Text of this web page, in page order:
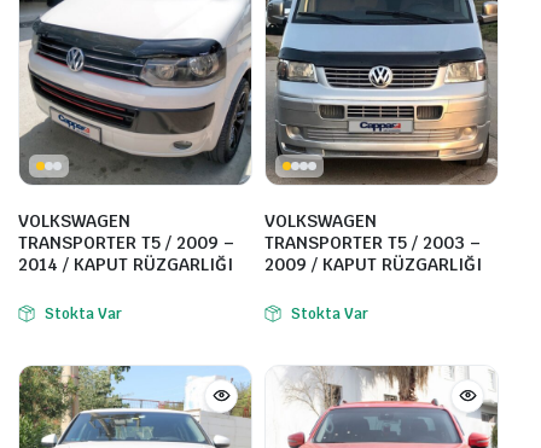
VOLKSWAGEN
TRANSPORTER T5 / 2009 –
2014 / KAPUT RÜZGARLIĞI
Stokta Var
VOLKSWAGEN
TRANSPORTER T5 / 2003 –
2009 / KAPUT RÜZGARLIĞI
Stokta Var